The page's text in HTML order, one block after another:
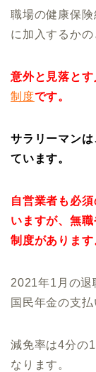
職場の健康保
に加入するかの
意外と見落とす
制度です。
サラリーマン
ています。
自営業者も必
いますが、無
制度があります
2021年1月の退
国民年金の支払
減免率は4分の
なります。